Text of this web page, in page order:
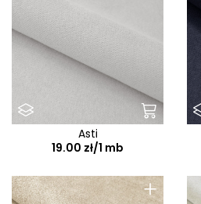
Asti
19.00 zł/1 mb
+